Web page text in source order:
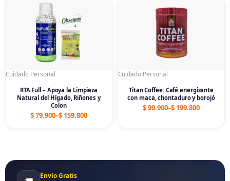
Cuidado Personal
RTA Full – Apoya la Limpieza
Natural del Hígado, Riñones y
Colon
$79.900–$ 159.800
$ 79.900
through
$ 159.800
Cuidado Personal
Titan Coffee: Café energizante
con maca, chontaduro y borojó
$99.900–$ 199.800
range:
$ 99.900
through
$ 199.800
Envío Gratis